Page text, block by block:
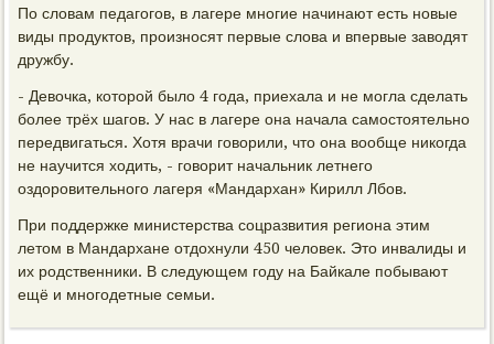
По словам педагогов, в лагере многие начинают есть новые
виды продуктов, произносят первые слова и впервые заводят
дружбу.
- Девочка, которой было 4 года, приехала и не могла сделать
более трёх шагов. У нас в лагере она начала самостоятельно
передвигаться. Хотя врачи говорили, что она вообще никогда
не научится ходить, - говорит начальник летнего
оздоровительного лагеря «Мандархан» Кирилл Лбов.
При поддержке министерства соцразвития региона этим
летом в Мандархане отдохнули 450 человек. Это инвалиды и
их родственники. В следующем году на Байкале побывают
ещё и многодетные семьи.